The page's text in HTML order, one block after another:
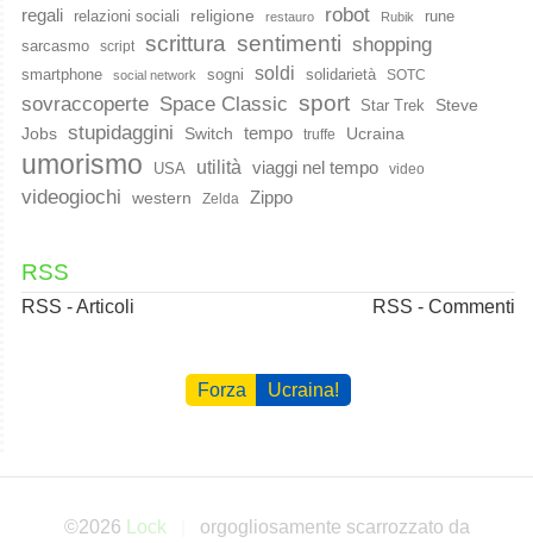
regali relazioni sociali religione restauro robot Rubik
rune
sarcasmo
script scrittura sentimenti shopping
smartphone social network sogni soldi solidarietà SOTC
sovraccoperte Space Classic sport Star Trek
Steve
Jobs stupidaggini Switch tempo truffe Ucraina
umorismo USA utilità viaggi nel tempo video
videogiochi western Zelda Zippo
RSS
RSS - Articoli RSS - Commenti
Forza Ucraina!
©2026 Lock orgogliosamente scarrozzato da